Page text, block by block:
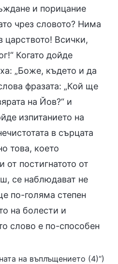
и порицание
чрез словото? Нима
царството! Всички,
Когато дойде
„Боже, където и да
фразата: „Кой ще
на Йов?“ и
изпитанието на
в сърцата
това, което
от постигнатото от
се наблюдават не
по-голяма степен
на болести и
слово е по-способен
на въплъщението (4)“)